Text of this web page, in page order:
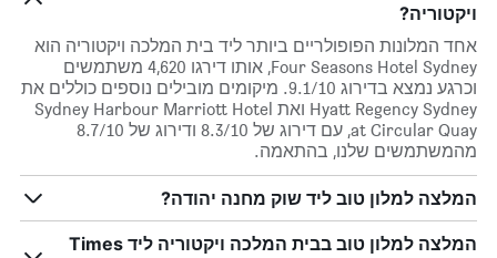
ויקטוריה?
אחד המלונות הפופולריים ביותר ליד בית המלכה ויקטוריה הוא
Four Seasons Hotel Sydney, אותו דירגו 4,620 משתמשים
וכרגע נמצא בדירוג 9.1/10. מיקומים מובילים נוספים כוללים את
Hyatt Regency Sydney ואת Sydney Harbour Marriott Hotel
at Circular Quay, עם דירוג של 8.3/10 ודירוג של 8.7/10
מהמשתמשים שלנו, בהתאמה.
המלצה למלון טוב ליד שוק מחנה יהודה?
המלצה למלון טוב בבית המלכה ויקטוריה ליד Times